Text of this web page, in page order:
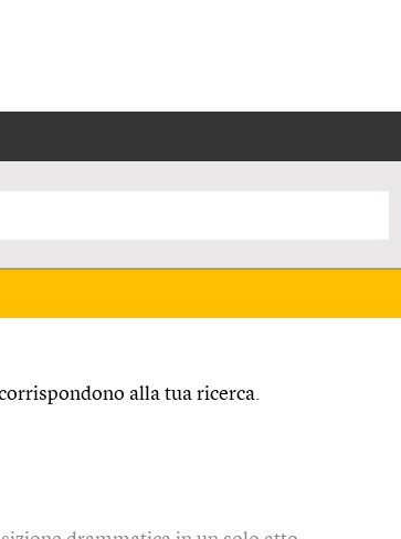
alla tua ricerca.